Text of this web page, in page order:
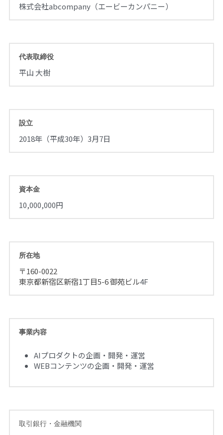
株式会社abcompany（エービーカンパニー）
代表取締役
平山 大樹
設立
2018年（平成30年）3月7日
資本金
10,000,000円
所在地
〒160-0022
東京都新宿区新宿1丁目5-6 御苑ビル4F
事業内容
AIプロダクトの企画・開発・運営
WEBコンテンツの企画・開発・運営
取引銀行・金融機関